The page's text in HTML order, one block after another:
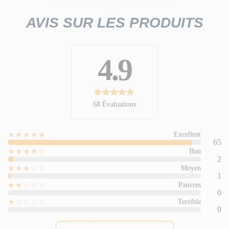
AVIS SUR LES PRODUITS
4.9
68 Évaluations
★★★★★ Excellent
65
★★★★☆
Bon
2
★★★☆☆
Moyen
1
★★☆☆☆
Pauvres
0
★☆☆☆☆
Terrible
0